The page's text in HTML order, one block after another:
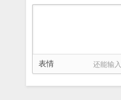
表情 还能输入